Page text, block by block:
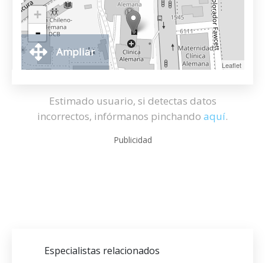
+
-
Leaflet
Ampliar
Estimado usuario, si detectas datos
incorrectos, infórmanos pinchando aquí.
Publicidad
Especialistas relacionados